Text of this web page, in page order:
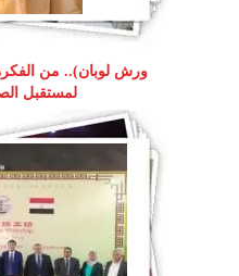
ورش لوبان).. من الفكرة
لمستقبل